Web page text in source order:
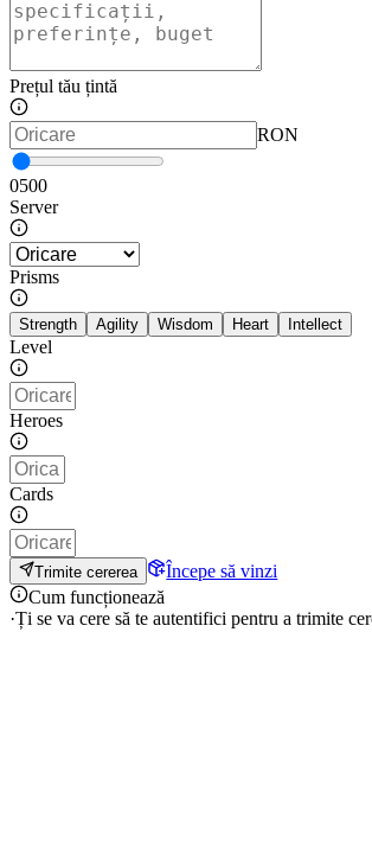
Prețul tău țintă
RON
0500
Server
Prisms
Strength Agility Wisdom Heart Intellect
Level
Heroes
Cards
Trimite cererea
Începe să vinzi
Cum funcționează
·Ți se va cere să te autentifici pentru a trimite